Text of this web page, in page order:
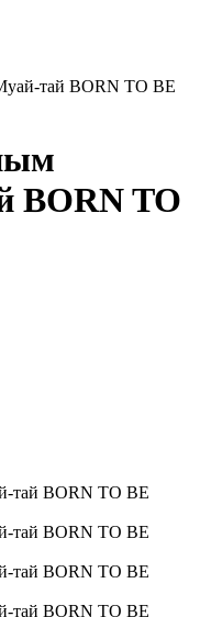
тай BORN TO BE
BORN TO